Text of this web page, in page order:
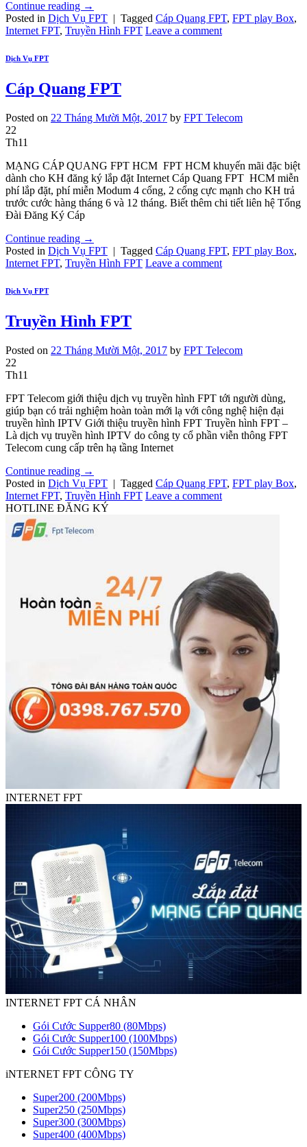
Continue reading →
Posted in Dịch Vụ FPT | Tagged Cáp Quang FPT, FPT play Box,
Internet FPT, Truyền Hình FPT Leave a comment
Dịch Vụ FPT
Cáp Quang FPT
Posted on 22 Tháng Mười Một, 2017 by FPT Telecom
22
Th11
MẠNG CÁP QUANG FPT HCM FPT HCM khuyến mãi đặc biệt
dành cho KH đăng ký lắp đặt Internet Cáp Quang FPT HCM miễn
phí lắp đặt, phí miễn Modum 4 cổng, 2 cổng cực mạnh cho KH trả
trước cước hàng tháng 6 và 12 tháng. Biết thêm chi tiết liên hệ Tổng
Đài Đăng Ký Cáp
Continue reading →
Posted in Dịch Vụ FPT | Tagged Cáp Quang FPT, FPT play Box,
Internet FPT, Truyền Hình FPT Leave a comment
Dịch Vụ FPT
Truyền Hình FPT
Posted on 22 Tháng Mười Một, 2017 by FPT Telecom
22
Th11
FPT Telecom giới thiệu dịch vụ truyền hình FPT tới người dùng,
giúp bạn có trải nghiệm hoàn toàn mới lạ với công nghệ hiện đại
truyền hình IPTV Giới thiệu truyền hình FPT Truyền hình FPT –
Là dịch vụ truyền hình IPTV do công ty cổ phần viễn thông FPT
Telecom cung cấp trên hạ tầng Internet
Continue reading →
Posted in Dịch Vụ FPT | Tagged Cáp Quang FPT, FPT play Box,
Internet FPT, Truyền Hình FPT Leave a comment
HOTLINE ĐĂNG KÝ
INTERNET FPT
INTERNET FPT CÁ NHÂN
Gói Cước Supper80 (80Mbps)
Gói Cước Supper100 (100Mbps)
Gói Cước Supper150 (150Mbps)
iNTERNET FPT CÔNG TY
Super200 (200Mbps)
Super250 (250Mbps)
Super300 (300Mbps)
Super400 (400Mbps)